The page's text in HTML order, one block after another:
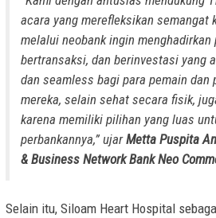
acara yang merefleksikan semangat
melalui neobank ingin menghadirkan
bertransaksi, dan berinvestasi yang
dan seamless bagi para pemain dan
mereka, selain sehat secara fisik,
karena memiliki pilihan yang luas
perbankannya,” ujarMetta Puspita
& Business Network Bank Neo
Selain itu, Siloam Heart Hospital